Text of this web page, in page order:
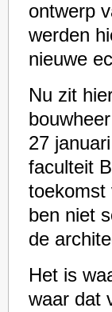
ontwerp
werden
nieuwe
Nu zit
27
faculteit
toekomst
ben niet
de
Het is
waar dat